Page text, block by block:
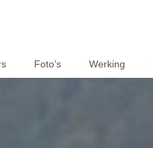
Foto’s Werking